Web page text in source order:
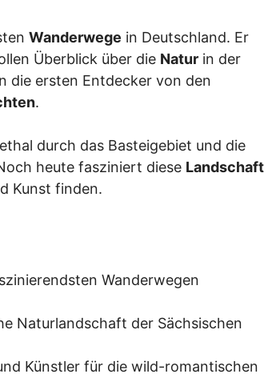
Wanderwege in Deutschland. Er
Überblick über die Natur in der
die ersten Entdecker von den
.
durch das Basteigebiet und die
heute fasziniert diese Landschaft
Kunst finden.
Wanderwegen
Naturlandschaft der Sächsischen
Künstler für die wild-romantischen